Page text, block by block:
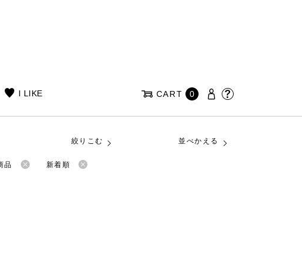
I LIKE CART 0
絞りこむ 並べかえる
品 新着順